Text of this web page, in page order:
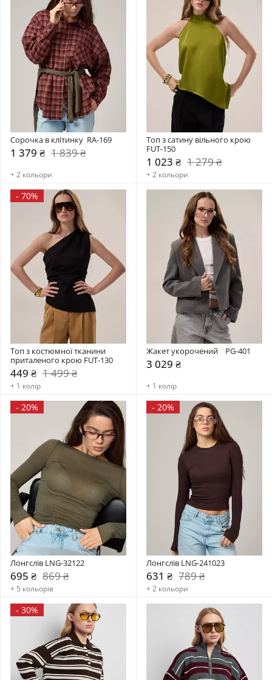
Сорочка в клітинку  RA-169
1 379 ₴ 1 839 ₴
+ 2 кольори
Топ з сатину вільного крою
FUT-150
1 023 ₴ 1 279 ₴
+ 2 кольори
- 70%
Топ з костюмної тканини
приталеного крою FUT-130
449 ₴ 1 499 ₴
+ 1 колір
Жакет укорочений    PG-401
3 029 ₴
+ 1 колір
- 20%
Лонгслів LNG-32122
695 ₴ 869 ₴
+ 5 кольорів
- 20%
Лонгслів LNG-241023
631 ₴ 789 ₴
+ 2 кольори
- 30%